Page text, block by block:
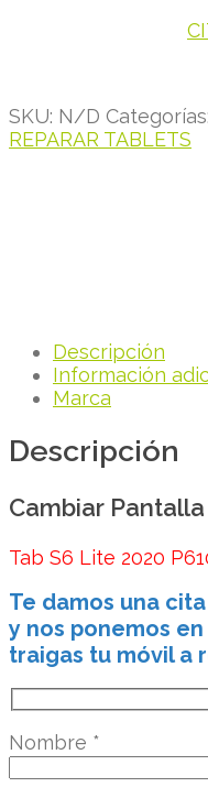
SKU: N/D Categorías:
REPARAR TABLETS
Descripción
Información
Marca
Descripción
Cambiar
Tab S6 Lite 2020
Te damos una
y nos ponemos
traigas tu móvil a
Nombre *